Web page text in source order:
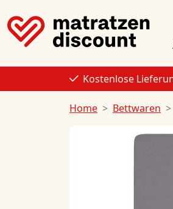
Kostenlose
Home Bettwaren